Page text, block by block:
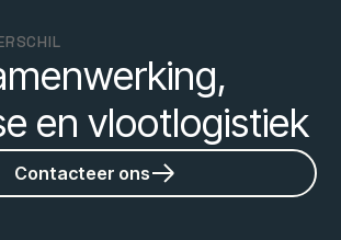
en vlootlogistiek
Contacteer ons